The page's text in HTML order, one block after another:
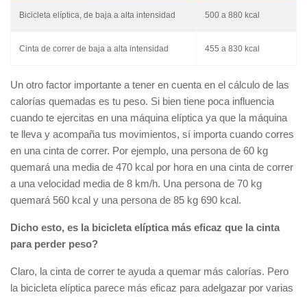
Bicicleta elíptica, de baja a alta intensidad 500 a 880 kcal
Cinta de correr de baja a alta intensidad 455 a 830 kcal
Un otro factor importante a tener en cuenta en el cálculo de las
calorías quemadas es tu peso. Si bien tiene poca influencia
cuando te ejercitas en una máquina elíptica ya que la máquina
te lleva y acompaña tus movimientos, sí importa cuando corres
en una cinta de correr. Por ejemplo, una persona de 60 kg
quemará una media de 470 kcal por hora en una cinta de correr
a una velocidad media de 8 km/h. Una persona de 70 kg
quemará 560 kcal y una persona de 85 kg 690 kcal.
Dicho esto, es la bicicleta elíptica más eficaz que la cinta
para perder peso?
Claro, la cinta de correr te ayuda a quemar más calorías. Pero
la bicicleta elíptica parece más eficaz para adelgazar por varias